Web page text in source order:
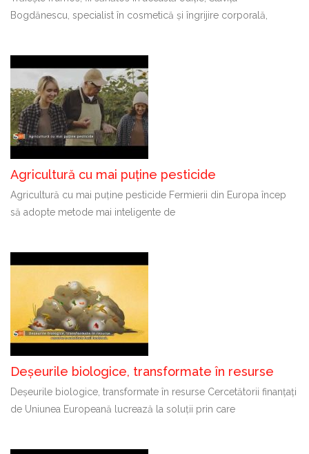
Bogdănescu, specialist în cosmetică și îngrijire corporală,
Agricultură cu mai puține pesticide
Agricultură cu mai puține pesticide Fermierii din Europa încep
să adopte metode mai inteligente de
Deșeurile biologice, transformate în resurse
Deșeurile biologice, transformate în resurse Cercetătorii finanțați
de Uniunea Europeană lucrează la soluții prin care